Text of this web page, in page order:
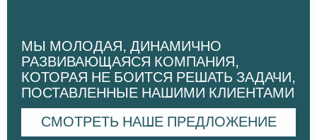
МЫ МОЛОДАЯ, ДИНАМИЧНО
РАЗВИВАЮЩАЯСЯ КОМПАНИЯ,
КОТОРАЯ НЕ БОИТСЯ РЕШАТЬ ЗАДАЧИ,
ПОСТАВЛЕННЫЕ НАШИМИ КЛИЕНТАМИ
СМОТРЕТЬ НАШЕ ПРЕДЛОЖЕНИЕ